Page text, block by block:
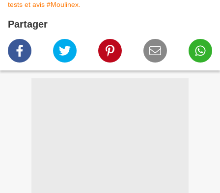
tests et avis #Moulinex.
Partager